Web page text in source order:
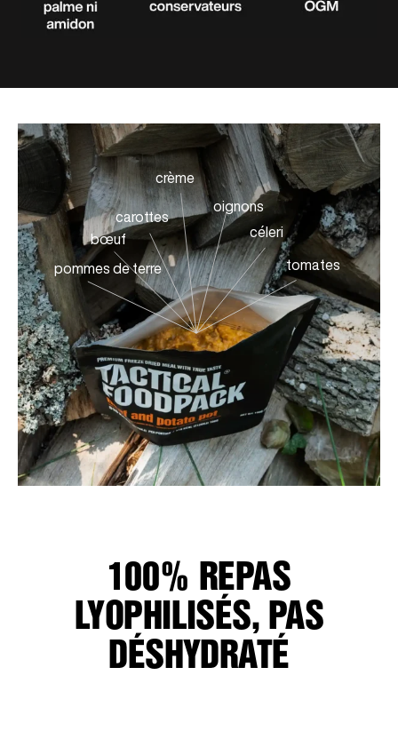
pommes de terre
bœuf
carottes
crème
oignons
céleri
tomates
100% REPAS
LYOPHILISÉS, PAS
DÉSHYDRATÉ